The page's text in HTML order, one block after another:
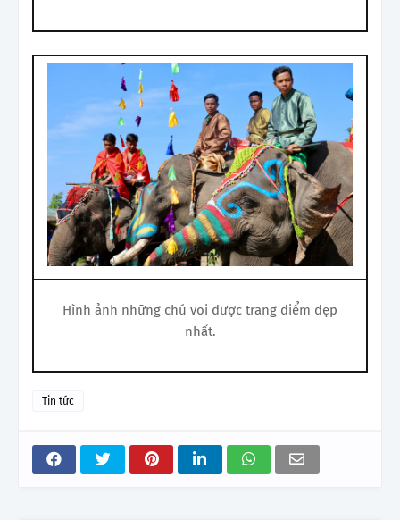
Hình ảnh những chú voi được trang điểm đẹp
nhất.
Tin tức